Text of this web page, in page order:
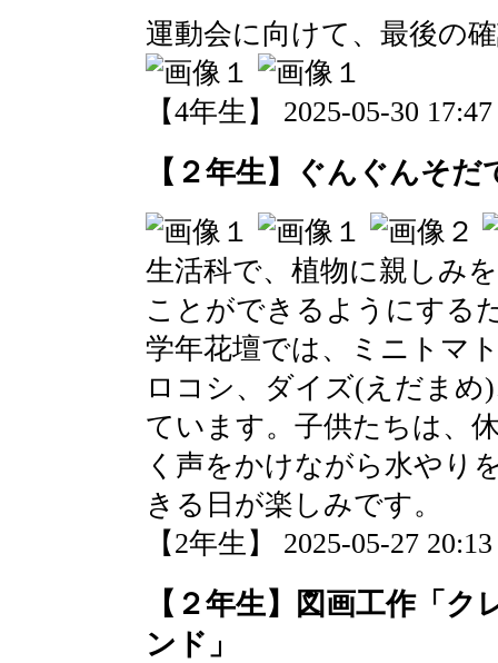
運動会に向けて、最後の
【4年生】 2025-05-30
【２年生】ぐんぐんそ
生活科で、植物に親しみ
ことができるようにする
学年花壇では、ミニトマ
ロコシ、ダイズ(えだま
ています。子供たちは、
く声をかけながら水やり
きる日が楽しみです。
【2年生】 2025-05-27
【２年生】図画工作「
ンド」